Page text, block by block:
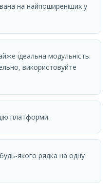
на найпоширеніших у
ідеальна модульність.
використовуйте
платформи.
будь-якого рядка на одну